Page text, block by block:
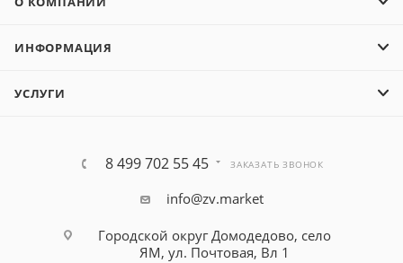
ИНФОРМАЦИЯ
УСЛУГИ
8 499 702 55 45 ЗАКАЗАТЬ ЗВОНОК
info@zv.market
Городской округ Домодедово, село
ЯМ, ул. Почтовая, Вл 1